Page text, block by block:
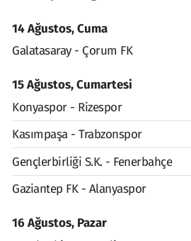
14 Ağustos, Cuma
Galatasaray - Çorum FK
15 Ağustos, Cumartesi
Konyaspor - Rizespor
Kasımpaşa - Trabzonspor
Gençlerbirliği S.K. - Fenerbahçe
Gaziantep FK - Alanyaspor
16 Ağustos, Pazar